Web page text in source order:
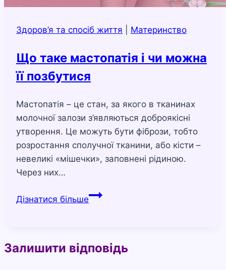
Здоров’я та спосіб життя Материнство
Що таке мастопатія і чи можна
її позбутися
Мастопатія – це стан, за якого в тканинах
молочної залози з’являються доброякісні
утворення. Це можуть бути фібрози, тобто
розростання сполучної тканини, або кісти –
невеликі «мішечки», заповнені рідиною.
Через них…
Дізнатися більшеЩо
чи
Залишити відповідь